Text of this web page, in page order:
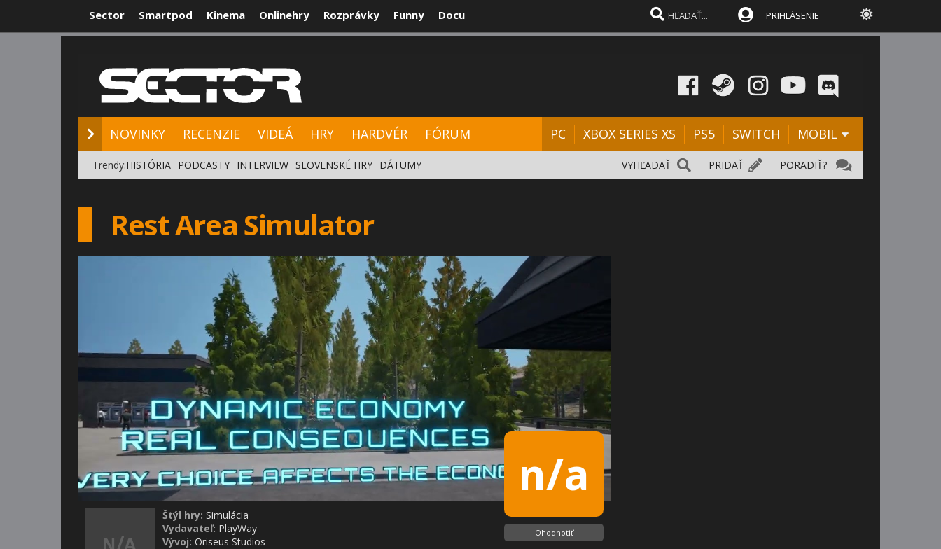
Sector Smartpod Kinema Onlinehry Rozprávky Funny Docu PRIHLÁSENIE
NOVINKY RECENZIE VIDEÁ HRY HARDVÉR FÓRUM PC XBOX SERIES XS PS5 SWITCH MOBIL
PORADIŤ?
PRIDAŤ
VYHĽADAŤ
Trendy:HISTÓRIA PODCASTY INTERVIEW SLOVENSKÉ HRY DÁTUMY
Rest Area Simulator
n/a
Ohodnotiť
Štýl hry: Simulácia
Vydavateľ: PlayWay
Vývoj: Oriseus Studios